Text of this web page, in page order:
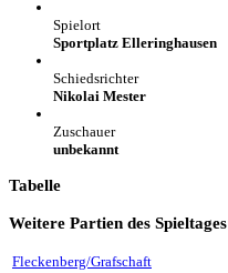
Spielort
Sportplatz Elleringhausen
Schiedsrichter
Nikolai Mester
Zuschauer
unbekannt
Tabelle
Weitere Partien des Spieltages
Fleckenberg/Grafschaft